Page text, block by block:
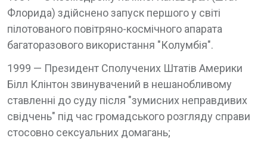
Флорида) здійснено запуск першого у світі
пілотованого повітряно-космічного апарата
багаторазового використання "Колумбія".
1999 — Президент Сполучених Штатів Америки
Білл Клінтон звинувачений в нешанобливому
ставленні до суду після "зумисних неправдивих
свідчень" під час громадського розгляду справи
стосовно сексуальних домагань;